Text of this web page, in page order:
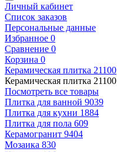
Личный кабинет
Список заказов
Персональные данные
Избранное 0
Сравнение 0
Корзина 0
Керамическая плитка 21100
Керамическая плитка 21100
Посмотреть все товары
Плитка для ванной 9039
Плитка для кухни 1884
Плитка для пола 609
Керамогранит 9404
Мозаика 830